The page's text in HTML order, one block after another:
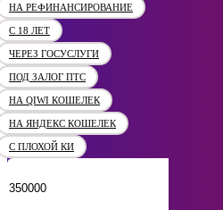
НА РЕФИНАНСИРОВАНИЕ
С 18 ЛЕТ
ЧЕРЕЗ ГОСУСЛУГИ
ПОД ЗАЛОГ ПТС
НА QIWI КОШЕЛЕК
НА ЯНДЕКС КОШЕЛЕК
С ПЛОХОЙ КИ